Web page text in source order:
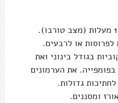
או לרבעים.
בגודל בינוני ואת
את הערמונים
גדולות.
ומסננים.